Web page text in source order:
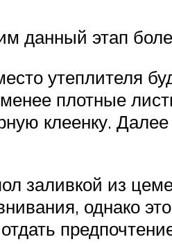
данный этап
утеплителя
плотные
клеенку.
заливкой из
однако